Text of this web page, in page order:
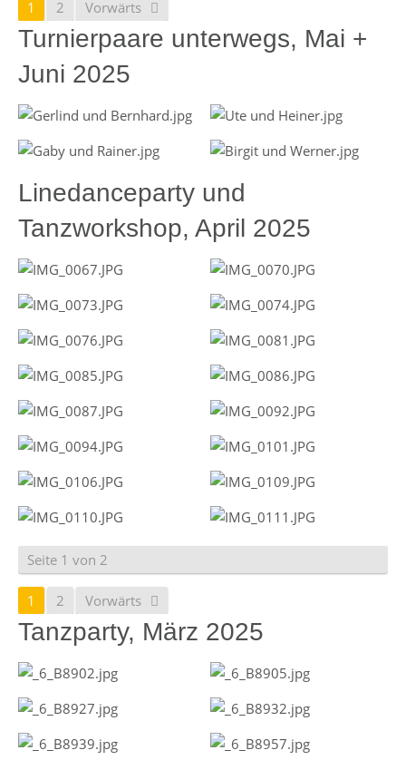
1 2 Vorwärts
Turnierpaare unterwegs, Mai +
Juni 2025
Linedanceparty und
Tanzworkshop, April 2025
Seite 1 von 2
1 2 Vorwärts
Tanzparty, März 2025